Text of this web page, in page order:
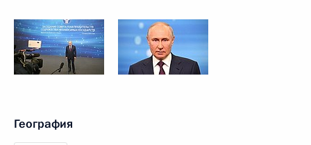
География